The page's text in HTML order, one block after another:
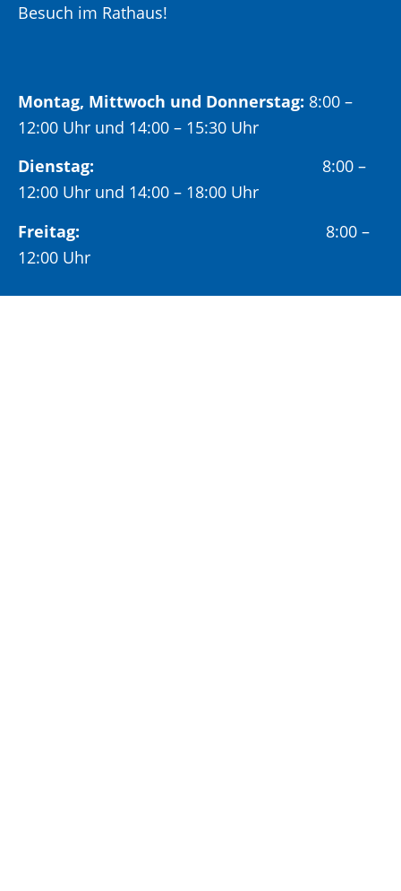
Besuch im Rathaus!
Montag, Mittwoch und Donnerstag: 8:00 –
12:00 Uhr und 14:00 – 15:30 Uhr
Dienstag: 8:00 –
12:00 Uhr und 14:00 – 18:00 Uhr
Freitag:
8:00 –
12:00 Uhr